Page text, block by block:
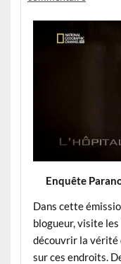
Enquête
Dans cette
blogueur, visite
découvrir la vérité
sur ces endroits.